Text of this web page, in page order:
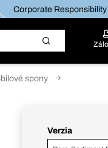
Corporate Responsibility
spony
Verzia